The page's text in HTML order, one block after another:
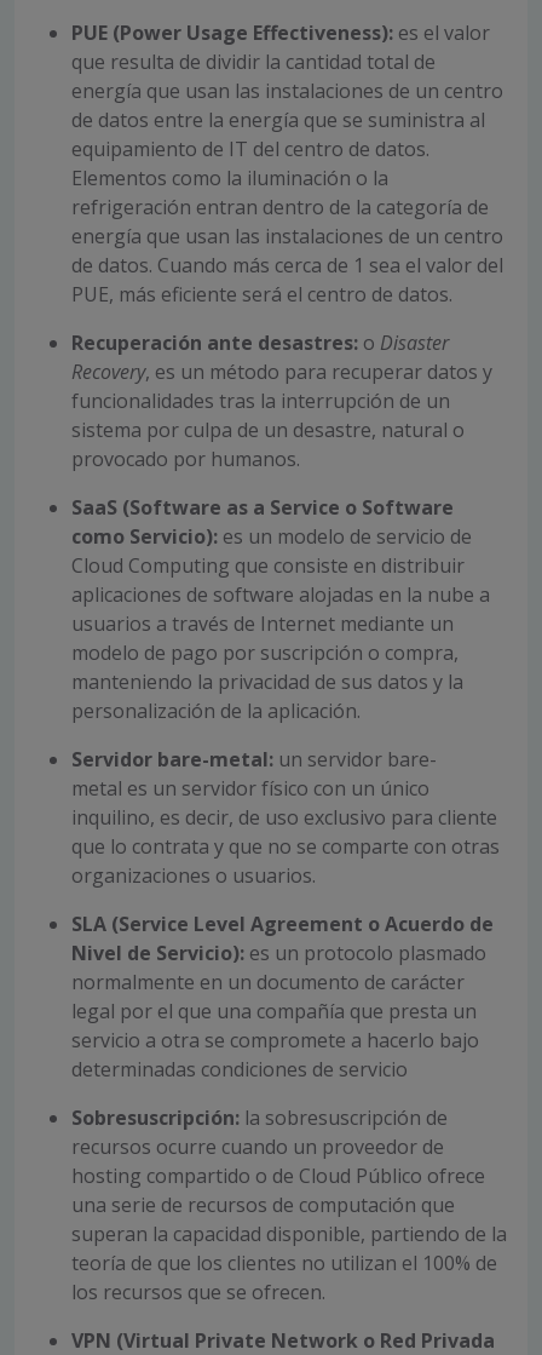
PUE (Power Usage Effectiveness): es el valor
que resulta de dividir la cantidad total de
energía que usan las instalaciones de un centro
de datos entre la energía que se suministra al
equipamiento de IT del centro de datos.
Elementos como la iluminación o la
refrigeración entran dentro de la categoría de
energía que usan las instalaciones de un centro
de datos. Cuando más cerca de 1 sea el valor del
PUE, más eficiente será el centro de datos.
Recuperación ante desastres: o Disaster
Recovery, es un método para recuperar datos y
funcionalidades tras la interrupción de un
sistema por culpa de un desastre, natural o
provocado por humanos.
SaaS (Software as a Service o Software
como Servicio): es un modelo de servicio de
Cloud Computing que consiste en distribuir
aplicaciones de software alojadas en la nube a
usuarios a través de Internet mediante un
modelo de pago por suscripción o compra,
manteniendo la privacidad de sus datos y la
personalización de la aplicación.
Servidor bare-metal: un servidor bare-
metal es un servidor físico con un único
inquilino, es decir, de uso exclusivo para cliente
que lo contrata y que no se comparte con otras
organizaciones o usuarios.
SLA (Service Level Agreement o Acuerdo de
Nivel de Servicio): es un protocolo plasmado
normalmente en un documento de carácter
legal por el que una compañía que presta un
servicio a otra se compromete a hacerlo bajo
determinadas condiciones de servicio
Sobresuscripción: la sobresuscripción de
recursos ocurre cuando un proveedor de
hosting compartido o de Cloud Público ofrece
una serie de recursos de computación que
superan la capacidad disponible, partiendo de la
teoría de que los clientes no utilizan el 100% de
los recursos que se ofrecen.
VPN (Virtual Private Network o Red Privada